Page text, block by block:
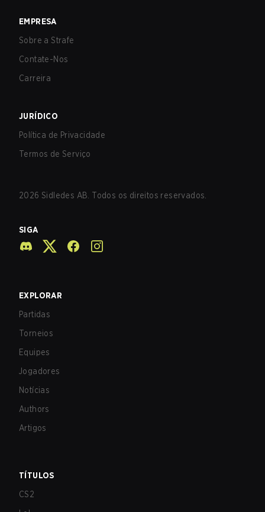
EMPRESA
Sobre a Strafe
Contate-Nos
Carreira
JURÍDICO
Política de Privacidade
Termos de Serviço
2026 Sidledes AB. Todos os direitos reservados.
SIGA
EXPLORAR
Partidas
Torneios
Equipes
Jogadores
Notícias
Authors
Artigos
TÍTULOS
CS2